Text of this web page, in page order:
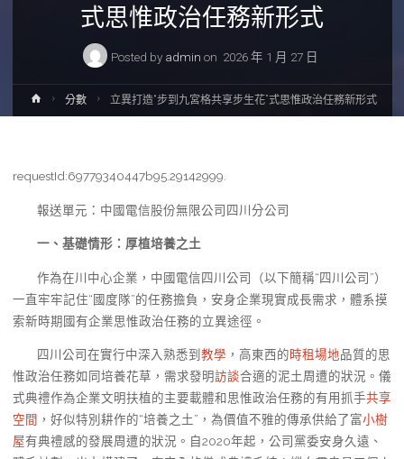
式思惟政治任務新形式
Posted by admin on 2026 年 1 月 27 日
Home分數 立異打造“步到九宮格共享步生花”式思惟政治任務新形式
requestId:69779340447b95.29142999.
報送單元：中國電信股份無限公司四川分公司
一、基礎情形：厚植培養之土
作為在川中心企業，中國電信四川公司（以下簡稱“四川公司”）
一直牢牢記住“國度隊”的任務擔負，安身企業現實成長需求，體系摸
索新時期國有企業思惟政治任務的立異途徑。
四川公司在實行中深入熟悉到 教學 ，高東西的時租場地品質的思
惟政治任務如同培養花草，需求發明訪談合適的泥土周遭的狀況。儀
式典禮作為企業文明扶植的主要載體和思惟政治任務的有用抓手共享
空間 ，好似特別耕作的“培養之土”，為價值不雅的傳承供給了富小樹
屋有典禮感的發展周遭的狀況。自2020年起，公司黨委安身久遠、